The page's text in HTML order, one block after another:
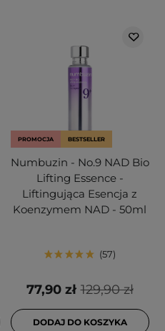
PROMOCJA BESTSELLER
Numbuzin - No.9 NAD Bio
Lifting Essence -
Liftingująca Esencja z
Koenzymem NAD - 50ml
57
129,90 zł
77,90 zł
DODAJ DO KOSZYKA